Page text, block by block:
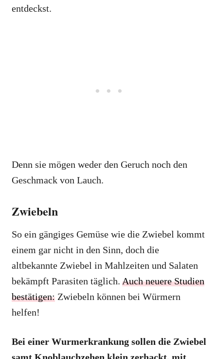
entdeckst.
Denn sie mögen weder den Geruch noch den
Geschmack von Lauch.
Zwiebeln
So ein gängiges Gemüse wie die Zwiebel kommt
einem gar nicht in den Sinn, doch die
altbekannte Zwiebel in Mahlzeiten und Salaten
bekämpft Parasiten täglich. Auch neuere Studien
bestätigen: Zwiebeln können bei Würmern
helfen!
Bei einer Wurmerkrankung sollen die Zwiebel